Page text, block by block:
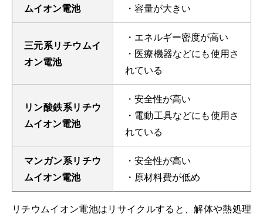
ムイオン電池
・容量が大きい
三元系リチウムイ
オン電池
・エネルギー密度が高い
・医療機器などにも使用さ
れている
リン酸鉄系リチウ
ムイオン電池
・安全性が高い
・電動工具などにも使用さ
れている
マンガン系リチウ
ムイオン電池
・安全性が高い
・原材料費が低め
リチウムイオン電池はリサイクルすると、解体や熱処理